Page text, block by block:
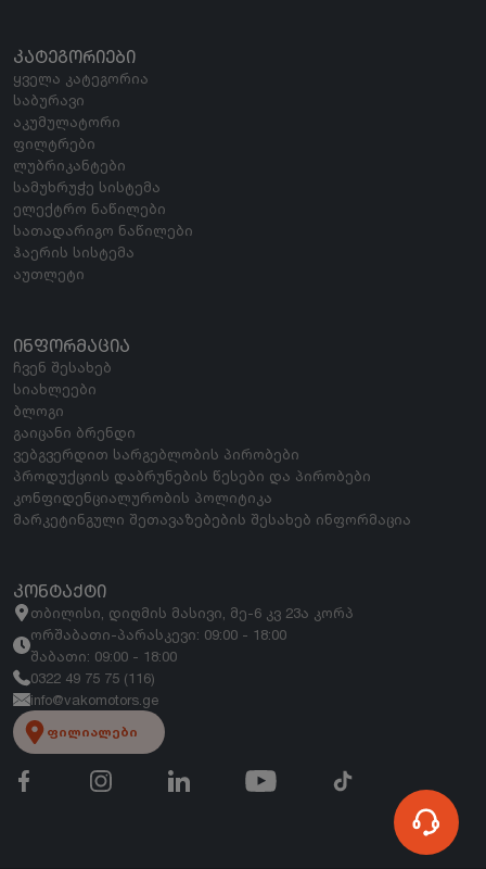
ᲙᲐᲢᲔᲒᲝᲠᲘᲔᲑᲘ
ყველა კატეგორია
საბურავი
აკუმულატორი
ფილტრები
ლუბრიკანტები
სამუხრუჭე სისტემა
ელექტრო ნაწილები
სათადარიგო ნაწილები
ჰაერის სისტემა
აუთლეტი
ᲘᲜᲤᲝᲠᲛᲐᲪᲘᲐ
ჩვენ შესახებ
სიახლეები
ბლოგი
გაიცანი ბრენდი
ვებგვერდით სარგებლობის პირობები
პროდუქციის დაბრუნების წესები და პირობები
კონფიდენციალურობის პოლიტიკა
მარკეტინგული შეთავაზებების შესახებ ინფორმაცია
ᲙᲝᲜᲢᲐᲥᲢᲘ
თბილისი, დიღმის მასივი, მე-6 კვ 23ა კორპ
ორშაბათი-პარასკევი: 09:00 - 18:00
შაბათი: 09:00 - 18:00
0322 49 75 75 (116)
info@vakomotors.ge
ფილიალები